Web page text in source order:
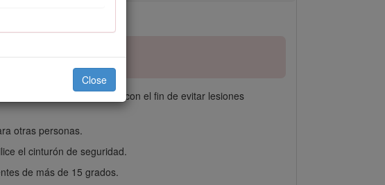
Close
de seguridad con el fin de evitar lesiones
otras personas.
el cinturón de seguridad.
de más de 15 grados.